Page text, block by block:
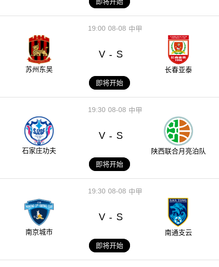
08-08
19:00 中甲
苏州东吴
V - S
长春亚泰
即将开始
08-08
19:30 中甲
石家庄功夫
V - S
陕西联合月亮泊队
即将开始
08-08
19:30 中甲
南京城市
V - S
南通支云
即将开始